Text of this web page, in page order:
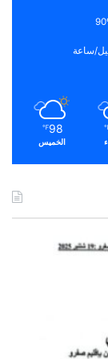
98
℉
الخميس